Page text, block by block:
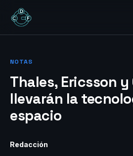
REVIEWS
NOTAS
Thales, Ericsson y
llevarán la
espacio
Redacción